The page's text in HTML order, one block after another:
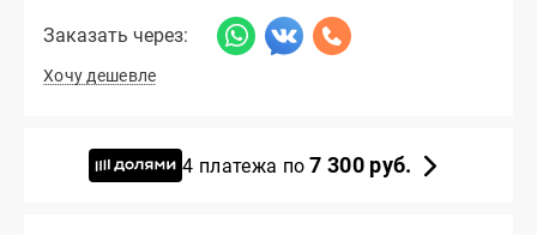
Заказать через:
Хочу дешевле
4 платежа по7 300 руб.